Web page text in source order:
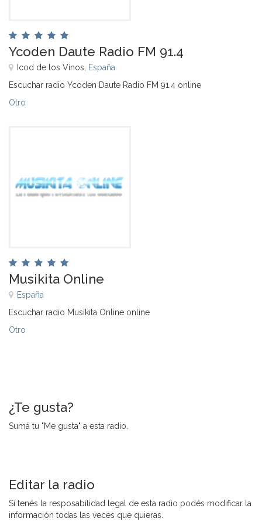
Ycoden Daute Radio FM 91.4
Icod de los Vinos, España
Escuchar radio Ycoden Daute Radio FM 91.4 online
Otro
Musikita Online
España
Escuchar radio Musikita Online online
Otro
¿Te gusta?
Sumá tu "Me gusta" a esta radio.
Editar la radio
Si tenés la resposabilidad legal de esta radio podés modificar la
información todas las veces que quieras.